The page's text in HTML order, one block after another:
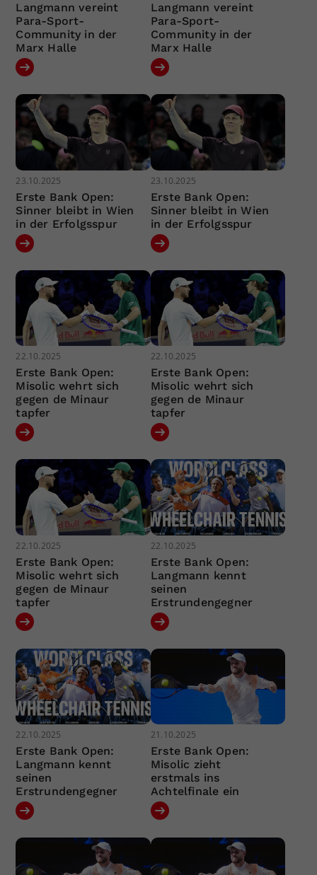
Langmann vereint
Para-Sport-
Community in der
Marx Halle
Langmann vereint
Para-Sport-
Community in der
Marx Halle
23.10.2025
Erste Bank Open:
Sinner bleibt in Wien
in der Erfolgsspur
23.10.2025
Erste Bank Open:
Sinner bleibt in Wien
in der Erfolgsspur
22.10.2025
Erste Bank Open:
Misolic wehrt sich
gegen de Minaur
tapfer
22.10.2025
Erste Bank Open:
Misolic wehrt sich
gegen de Minaur
tapfer
22.10.2025
Erste Bank Open:
Misolic wehrt sich
gegen de Minaur
tapfer
22.10.2025
Erste Bank Open:
Langmann kennt
seinen
Erstrundengegner
22.10.2025
Erste Bank Open:
Langmann kennt
seinen
Erstrundengegner
21.10.2025
Erste Bank Open:
Misolic zieht
erstmals ins
Achtelfinale ein